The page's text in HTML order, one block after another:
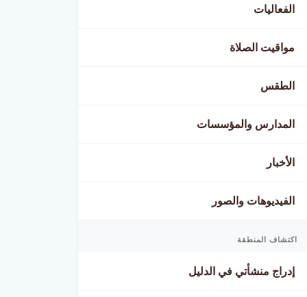
الفعاليات
مواقيت الصلاة
الطقس
المدارس والمؤسسات
الأخبار
الفيديوهات والصور
اكتشاف المنطقة
إدراج منشأتي في الدليل